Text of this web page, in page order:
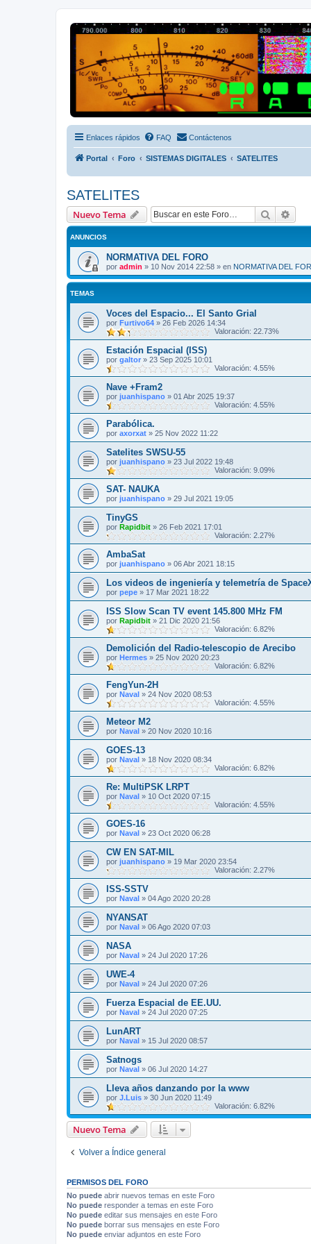
Radio Frecuencias
Foro de Radio Frecuencias
Enlaces rápidos FAQ Contáctenos
Portal Foro SISTEMAS DIGITALES SATELITES
SATELITES
Nuevo Tema Buscar
ANUNCIOS
NORMATIVA DEL FORO
por admin » 10 Nov 2014 22:58 » en NORMATIVA DEL
TEMAS
Voces del Espacio... El Santo Grial
por Furtivo64 » 26 Feb 2026 14:34
Valoración: 22.73%
Estación Espacial (ISS)
por galtor » 23 Sep 2025 10:01
Valoración: 4.55%
Nave +Fram2
por juanhispano » 01 Abr 2025 19:37
Valoración: 4.55%
Parabólica.
por axorxat » 25 Nov 2022 11:22
Satelites SWSU-55
por juanhispano » 23 Jul 2022 19:48
Valoración: 9.09%
SAT- NAUKA
por juanhispano » 29 Jul 2021 19:05
TinyGS
por Rapidbit » 26 Feb 2021 17:01
Valoración: 2.27%
AmbaSat
por juanhispano » 06 Abr 2021 18:15
Los videos de ingeniería y telemetría de
por pepe » 17 Mar 2021 18:22
ISS Slow Scan TV event 145.800 MHz FM
por Rapidbit » 21 Dic 2020 21:56
Valoración: 6.82%
Demolición del Radio-telescopio de Arecibo
por Hermes » 25 Nov 2020 20:23
Valoración: 6.82%
FengYun-2H
por Naval » 24 Nov 2020 08:53
Valoración: 4.55%
Meteor M2
por Naval » 20 Nov 2020 10:16
GOES-13
por Naval » 18 Nov 2020 08:34
Valoración: 6.82%
Re: MultiPSK LRPT
por Naval » 10 Oct 2020 07:15
Valoración: 4.55%
GOES-16
por Naval » 23 Oct 2020 06:28
CW EN SAT-MIL
por juanhispano » 19 Mar 2020 23:54
Valoración: 2.27%
ISS-SSTV
por Naval » 04 Ago 2020 20:28
NYANSAT
por Naval » 06 Ago 2020 07:03
NASA
por Naval » 24 Jul 2020 17:26
UWE-4
por Naval » 24 Jul 2020 07:26
Fuerza Espacial de EE.UU.
por Naval » 24 Jul 2020 07:25
LunART
por Naval » 15 Jul 2020 08:57
Satnogs
por Naval » 06 Jul 2020 14:27
Lleva años danzando por la www
por J.Luis » 30 Jun 2020 11:49
Valoración: 6.82%
Nuevo Tema
Volver a Índice general
PERMISOS DEL FORO
No puede abrir nuevos temas en este Foro
No puede responder a temas en este Foro
No puede editar sus mensajes en este Foro
No puede borrar sus mensajes en este Foro
No puede enviar adjuntos en este Foro